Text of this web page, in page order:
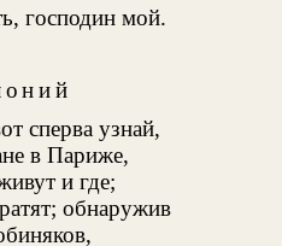
господин мой.
сперва узнай,
в Париже,
и где;
обнаружив